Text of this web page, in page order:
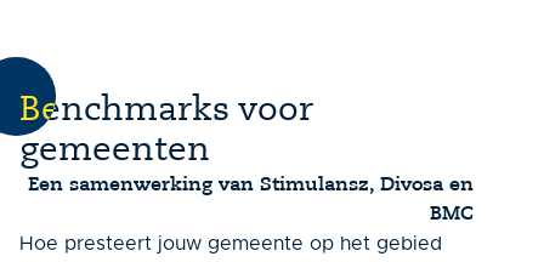
Benchmarks voor
gemeenten
Een samenwerking van Stimulansz, Divosa en
BMC
Hoe presteert jouw gemeente op het gebied